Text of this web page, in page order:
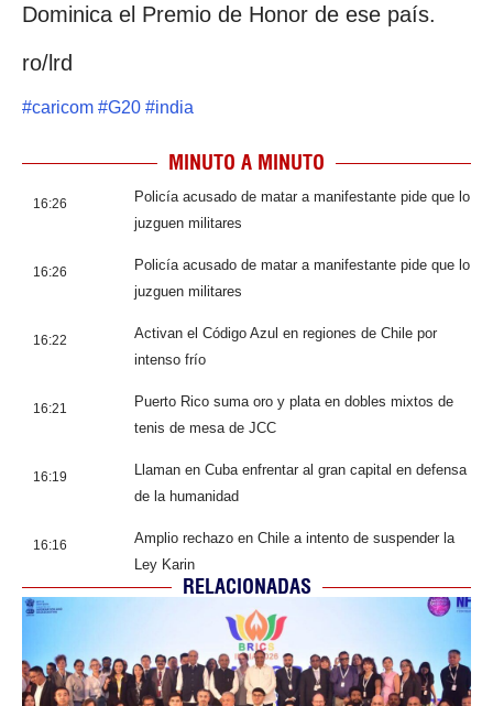
Dominica el Premio de Honor de ese país.
ro/lrd
#caricom #G20 #india
MINUTO A MINUTO
16:26
Policía acusado de matar a manifestante pide que lo
juzguen militares
16:26
Policía acusado de matar a manifestante pide que lo
juzguen militares
16:22
Activan el Código Azul en regiones de Chile por
intenso frío
16:21
Puerto Rico suma oro y plata en dobles mixtos de
tenis de mesa de JCC
16:19
Llaman en Cuba enfrentar al gran capital en defensa
de la humanidad
16:16
Amplio rechazo en Chile a intento de suspender la
Ley Karin
RELACIONADAS